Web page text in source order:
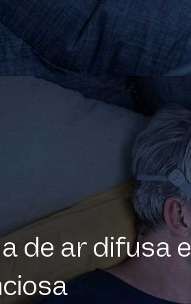
de ar difusa e